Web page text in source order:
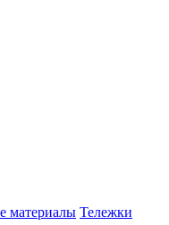
материалы Тележки